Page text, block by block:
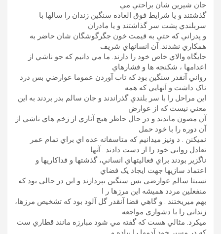
جان شيرين شان براحتي مي
گذشتند و يا شرايط فوق العاده سنگين زندان را سالها با
سربلندي پشت سر گذاشتند و يا مادران
و پدراني که حتي به قيمت خون جگرگوشگان شان حاضر به
همکاري نشدند. آن انسانهاي شريف
جايگاه والاي خاص خود را دارند. ما مي دانيم که جو ناشي از
اعدامها ، شکنجه ها و فشارهاي
رواني آنقدر سنگين بود که تاب آوردن عموما عوارضي بس درد
ناک داشت و آنهايي که همه
اين مراحل را با سر بلندي گذراندند و جان سالم بدر بردند به اين
معني نيست که از عوارض
آن مصون ماندند و در حال حاظر هيچ آثاري از زخم هاي ناشي از
آن دوره را با خود حمل
نميکنن . د ونيز ميدانيم که متاسفانه عده اي براي تمام عمر
تعادل رواني خود را از دست دادند . آنها
ناگزير بودند براي فعاليتهاي انساني، گذشتها و فداکاريها و
اعتماد سازيها جهت ايجاد يک فضاي
نسبتا سالم عوارضي بس سنگين بپردازند و اين در حالي بود که
منفعلين مردد هميشه اين مرزها ر ا
بهم ميريختند . و گاهي فضا آنقدر گل آلود بود که تشخيص مرزها،
زنداني را با دشواري مواجعه
ميکرد. مثالي هست که گفته مي شود مبارزه مانند قطاري ست